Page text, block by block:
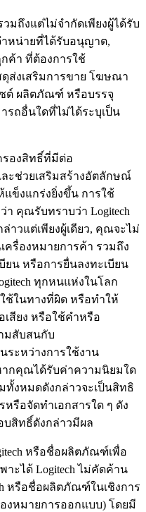
มถึงแต่ไม่จำกัดเพียงผู้ได้รับ
ำหน่ายที่ได้รับอนุญาต,
ค้า ที่ต้องการใช้
ดุส่งเสริมการขาย โฆษณา
ต์ ผลิตภัณฑ์ หรือบรรจุ
ถอื่นใดที่ไม่ได้ระบุเป็น
องสิทธิ์ที่มีต่อ
ละช่วยเสริมสร้างอัตลักษณ์
แข็งแกร่งยิ่งขึ้น การใช้
า คุณรับทราบว่า Logitech
าวแต่เพียงผู้เดียว, คุณจะไม่
ครื่องหมายการค้า รวมถึง
ยน หรือการยื่นลงทะเบียน
ทุกหนแห่งในโลก
ช้ในทางที่ผิด หรือทำให้
เสียง หรือใช้คำหรือ
มสับสนกับ
ระหว่างการใช้งาน
ากคุณได้รับค่าความนิยมใด
ทั้งหมดดังกล่าวจะเป็นสิทธิ
รือจัดทำเอกสารใด ๆ ดัง
บสิทธิ์ดังกล่าวมีผล
หรือชื่อผลิตภัณฑ์เพื่อ
าะได้ Logitech ไม่คัดค้าน
หรือชื่อผลิตภัณฑ์ในเชิงการ
งหมายการออกแบบ) โดยมี